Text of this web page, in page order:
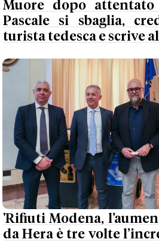
Muore dopo
Pascale si sbaglia,
turista tedesca e scrive
'Rifiuti Modena,
da Hera è tre volte